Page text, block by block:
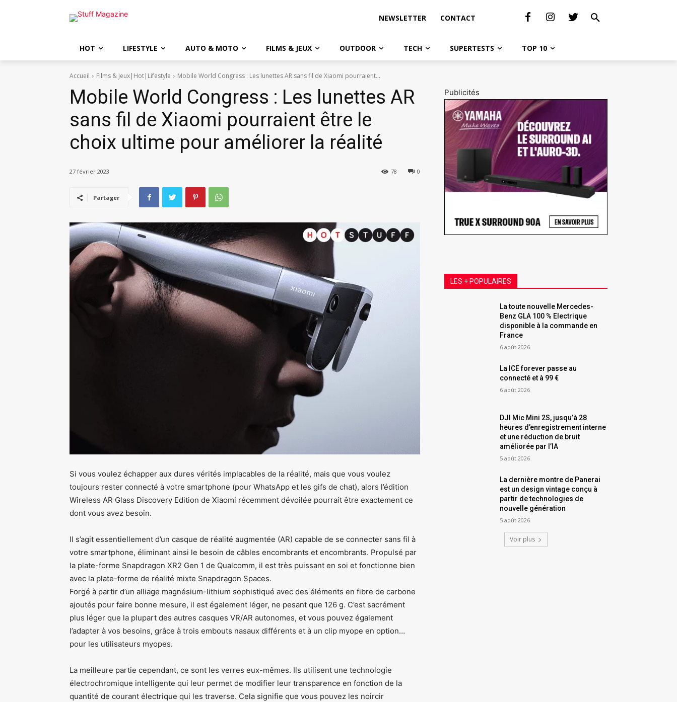
NEWSLETTER CONTACT
HOT LIFESTYLE AUTO & MOTO FILMS & JEUX OUTDOOR TECH SUPERTESTS TOP 10
Accueil Films & Jeux|Hot|Lifestyle Mobile World Congress : Les lunettes AR sans fil de Xiaomi pourraient...
Mobile World Congress : Les lunettes AR
sans fil de Xiaomi pourraient être le
choix ultime pour améliorer la réalité
27 février 2023 0
78
Partager
Si vous voulez échapper aux dures vérités implacables de la réalité, mais que vous voulez
toujours rester connecté à votre smartphone (pour WhatsApp et les gifs de chat), alors l’édition
Wireless AR Glass Discovery Edition de Xiaomi récemment dévoilée pourrait être exactement ce
dont vous avez besoin.
Il s’agit essentiellement d’un casque de réalité augmentée (AR) capable de se connecter sans fil à
votre smartphone, éliminant ainsi le besoin de câbles encombrants et encombrants. Propulsé par
la plate-forme Snapdragon XR2 Gen 1 de Qualcomm, il est très puissant en soi et fonctionne bien
avec la plate-forme de réalité mixte Snapdragon Spaces.
Forgé à partir d’un alliage magnésium-lithium sophistiqué avec des éléments en fibre de carbone
ajoutés pour faire bonne mesure, il est également léger, ne pesant que 126 g. C’est sacrément
plus léger que la plupart des autres casques VR/AR autonomes, et vous pouvez également
l’adapter à vos besoins, grâce à trois embouts nasaux différents et à un clip myope en option…
pour les utilisateurs myopes.
La meilleure partie cependant, ce sont les verres eux-mêmes. Ils utilisent une technologie
électrochromique intelligente qui leur permet de modifier leur transparence en fonction de la
quantité de courant électrique qui les traverse. Cela signifie que vous pouvez les noircir
Publicités
LES + POPULAIRES
La toute nouvelle Mercedes-
Benz GLA 100 % Electrique
disponible à la commande en
France
6 août 2026
La ICE forever passe au
connecté et à 99 €
6 août 2026
DJI Mic Mini 2S, jusqu’à 28
heures d’enregistrement interne
et une réduction de bruit
améliorée par l’IA
5 août 2026
La dernière montre de Panerai
est un design vintage conçu à
partir de technologies de
nouvelle génération
5 août 2026
Voir plus